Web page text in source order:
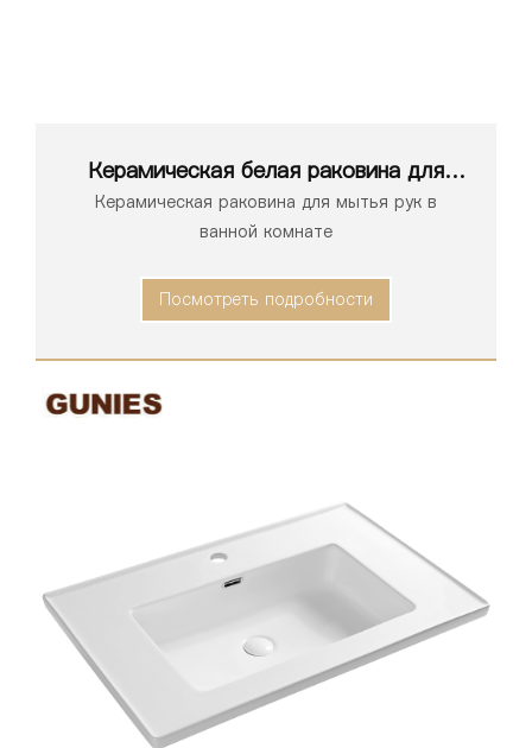
Керамическая белая раковина для
ванной комнаты серии 1199
Керамическая раковина для мытья рук в
ванной комнате
Посмотреть подробности